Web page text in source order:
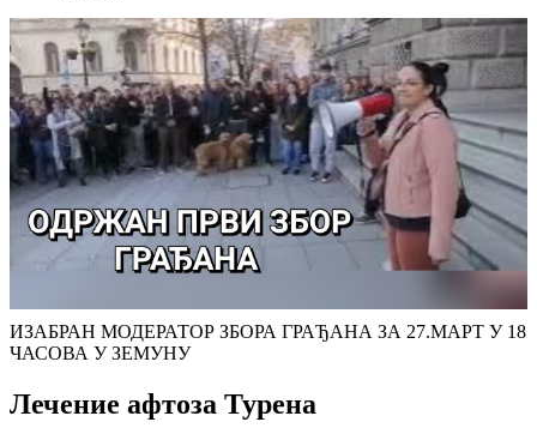
ИЗАБРАН МОДЕРАТОР ЗБОРА ГРАЂАНА ЗА 27.МАРТ У 18
ЧАСОВА У ЗЕМУНУ
Лечение афтоза Турена